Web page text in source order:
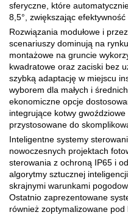
sferyczne, które
8,5°, zwiększając efektywność
Rozwiązania modułowe i
scenariuszy dominują na
montażowe na gruncie
kwadratowe oraz zaciski bez
szybką adaptację w miejscu
wyborem dla małych i
ekonomiczne opcje
integrujące kotwy
przystosowane do
Inteligentne systemy
nowoczesnych projektach
sterowania z ochroną IP65 i
algorytmy sztucznej
skrajnymi warunkami
Ostatnio zaprezentowane
również zoptymalizowane pod